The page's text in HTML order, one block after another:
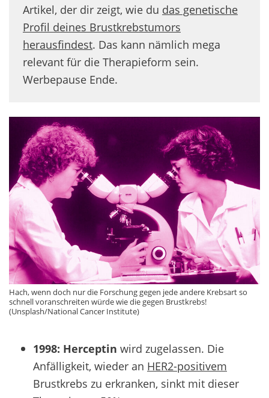
Artikel, der dir zeigt, wie du das genetische
Profil deines Brustkrebstumors
herausfindest. Das kann nämlich mega
relevant für die Therapieform sein.
Werbepause Ende.
Hach, wenn doch nur die Forschung gegen jede andere Krebsart so
schnell voranschreiten würde wie die gegen Brustkrebs!
(Unsplash/National Cancer Institute)
1998: Herceptin wird zugelassen. Die
Anfälligkeit, wieder an HER2-positivem
Brustkrebs zu erkranken, sinkt mit dieser